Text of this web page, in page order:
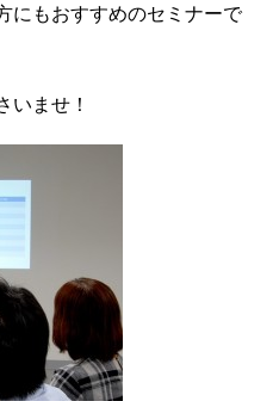
にもおすすめのセミナーで
いませ！